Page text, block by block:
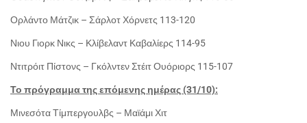
Ορλάντο Μάτζικ – Σάρλοτ Χόρνετς 113-120
Νιου Γιορκ Νικς – Κλίβελαντ Καβαλίερς 114-95
Ντιτρόιτ Πίστονς – Γκόλντεν Στέιτ Ουόριορς 115-107
Το πρόγραμμα της επόμενης ημέρας (31/10):
Μινεσότα Τίμπεργουλβς – Μαϊάμι Χιτ